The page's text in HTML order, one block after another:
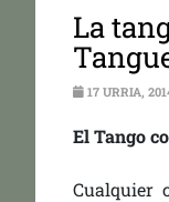
La
17 URRIA,
El Tango
Cualquier